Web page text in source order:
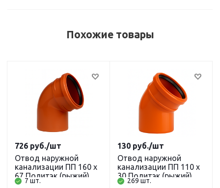
Похожие товары
Отвод наружной
канализации ПП 160 х
67 Политэк (рыжий)
7 шт.
726 руб./шт
Отвод наружной
канализации ПП 110 х
30 Политэк (рыжий)
269 шт.
130 руб./шт